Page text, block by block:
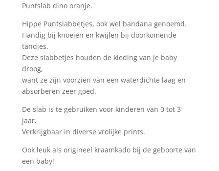
Puntslab dino oranje.
Hippe Puntslabbetjes, ook wel bandana genoemd.
Handig bij knoeien en kwijlen bij doorkomende
tandjes.
Deze slabbetjes houden de kleding van je baby
droog,
want ze zijn voorzien van een waterdichte laag en
absorberen zeer goed.
De slab is te gebruiken voor kinderen van 0 tot 3
jaar.
Verkrijgbaar in diverse vrolijke prints.
Ook leuk als origineel kraamkado bij de geboorte van
een baby!